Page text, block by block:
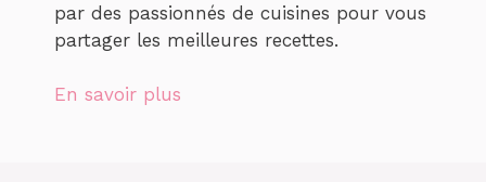
par des passionnés de cuisines pour vous
partager les meilleures recettes.
En savoir plus